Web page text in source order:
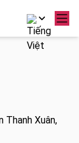
Thanh Xuân,